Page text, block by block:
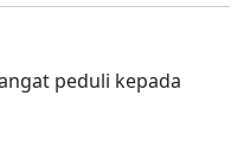
peduli kepada